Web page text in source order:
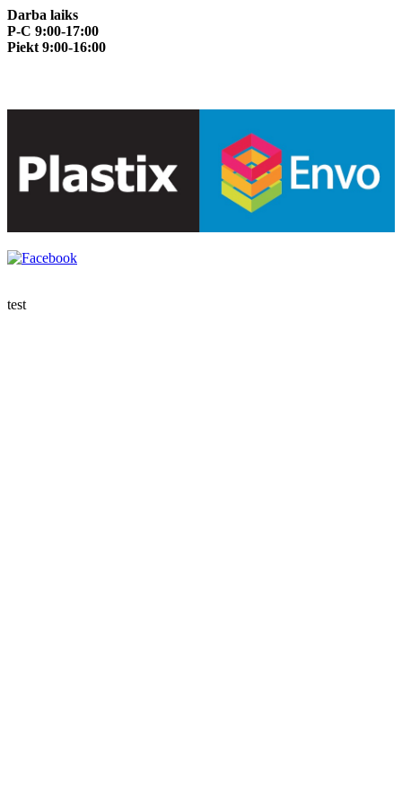
Darba laiks
P-C 9:00-17:00
Piekt 9:00-16:00
test